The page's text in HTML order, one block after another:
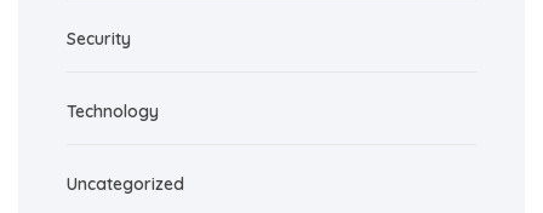
Security
Technology
Uncategorized